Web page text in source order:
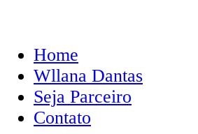
Home
Wllana Dantas
Seja Parceiro
Contato